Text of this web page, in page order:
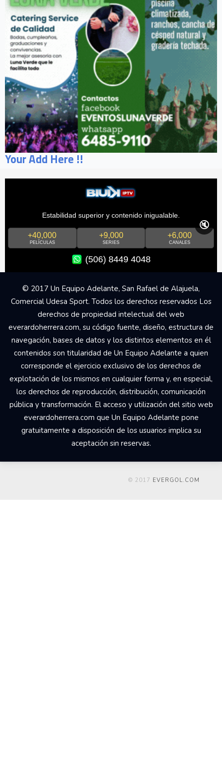
Your Add Here !!
Estabilidad superior y contenido inigualable.
+40,000
PELÍCULAS
+9,000
SERIES
+6,000
CANALES
(506) 8449 4048
🔇
© 2017 Un Equipo Adelante, San Rafael de Alajuela,
Comercial Udesa Sport. Todos los derechos reservados Los
derechos de propiedad intelectual del web
everardoherrera.com, su código fuente, diseño, estructura de
navegación, bases de datos y los distintos elementos en él
contenidos son titularidad de Un Equipo Adelante a quien
corresponde el ejercicio exclusivo de los derechos de
explotación de los mismos en cualquier forma y, en especial,
los derechos de reproducción, distribución, comunicación
pública y transformación. El acceso y utilización del sitio web
everardoherrera.com que Un Equipo Adelante pone
gratuitamente a disposición de los usuarios implica su
aceptación sin reservas.
© 2017 EVERGOL.COM